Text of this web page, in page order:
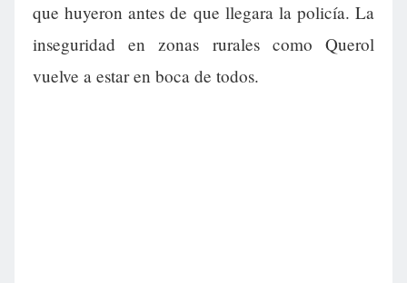
que huyeron antes de que llegara la policía. La
inseguridad en zonas rurales como Querol
vuelve a estar en boca de todos.